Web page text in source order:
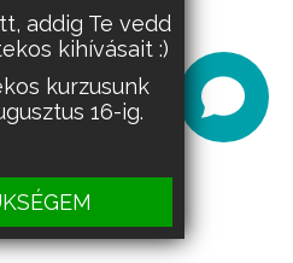
addig Te vedd
kihívásait :)
kurzusunk
16-ig.